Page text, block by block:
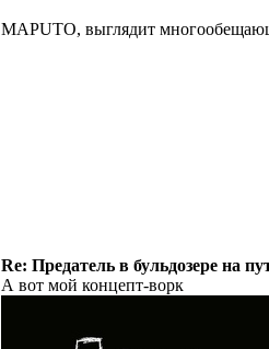
MAPUTO, выглядит
Re: Предатель в бульдозере на
А вот мой концепт-ворк